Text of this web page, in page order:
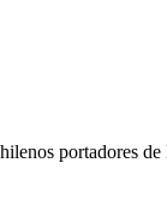
portadores